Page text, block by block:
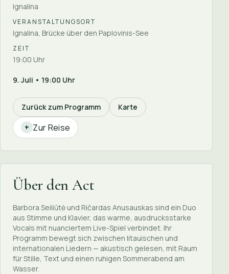
Ignalina
VERANSTALTUNGSORT
Ignalina, Brücke über den Paplovinis-See
ZEIT
19:00 Uhr
9. Juli • 19:00 Uhr
Zurück zum Programm Karte
+ Zur Reise
Über den Act
Barbora Seiliūtė und Ričardas Anusauskas sind ein Duo
aus Stimme und Klavier, das warme, ausdrucksstarke
Vocals mit nuanciertem Live-Spiel verbindet. Ihr
Programm bewegt sich zwischen litauischen und
internationalen Liedern — akustisch gelesen, mit Raum
für Stille, Text und einen ruhigen Sommerabend am
Wasser.